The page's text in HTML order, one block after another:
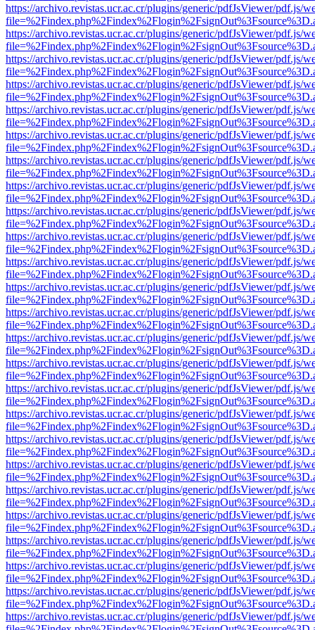
https://archivo.revistas.ucr.ac.cr/plugins/generic/pdfJsViewer/pdf.js/
https://archivo.revistas.ucr.ac.cr/plugins/generic/pdfJsViewer/pdf.js/
https://archivo.revistas.ucr.ac.cr/plugins/generic/pdfJsViewer/pdf.js/
https://archivo.revistas.ucr.ac.cr/plugins/generic/pdfJsViewer/pdf.js/
https://archivo.revistas.ucr.ac.cr/plugins/generic/pdfJsViewer/pdf.js/
https://archivo.revistas.ucr.ac.cr/plugins/generic/pdfJsViewer/pdf.js/
https://archivo.revistas.ucr.ac.cr/plugins/generic/pdfJsViewer/pdf.js/
https://archivo.revistas.ucr.ac.cr/plugins/generic/pdfJsViewer/pdf.js/
https://archivo.revistas.ucr.ac.cr/plugins/generic/pdfJsViewer/pdf.js/
https://archivo.revistas.ucr.ac.cr/plugins/generic/pdfJsViewer/pdf.js/
https://archivo.revistas.ucr.ac.cr/plugins/generic/pdfJsViewer/pdf.js/
https://archivo.revistas.ucr.ac.cr/plugins/generic/pdfJsViewer/pdf.js/
https://archivo.revistas.ucr.ac.cr/plugins/generic/pdfJsViewer/pdf.js/
https://archivo.revistas.ucr.ac.cr/plugins/generic/pdfJsViewer/pdf.js/
https://archivo.revistas.ucr.ac.cr/plugins/generic/pdfJsViewer/pdf.js/
https://archivo.revistas.ucr.ac.cr/plugins/generic/pdfJsViewer/pdf.js/
https://archivo.revistas.ucr.ac.cr/plugins/generic/pdfJsViewer/pdf.js/
https://archivo.revistas.ucr.ac.cr/plugins/generic/pdfJsViewer/pdf.js/
https://archivo.revistas.ucr.ac.cr/plugins/generic/pdfJsViewer/pdf.js/
https://archivo.revistas.ucr.ac.cr/plugins/generic/pdfJsViewer/pdf.js/
https://archivo.revistas.ucr.ac.cr/plugins/generic/pdfJsViewer/pdf.js/
https://archivo.revistas.ucr.ac.cr/plugins/generic/pdfJsViewer/pdf.js/
https://archivo.revistas.ucr.ac.cr/plugins/generic/pdfJsViewer/pdf.js/
https://archivo.revistas.ucr.ac.cr/plugins/generic/pdfJsViewer/pdf.js/
https://archivo.revistas.ucr.ac.cr/plugins/generic/pdfJsViewer/pdf.js/